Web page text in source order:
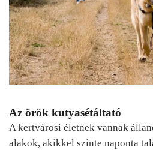
Az örök kutyasétáltató
A kertvárosi életnek vannak
alakok, akikkel szinte naponta